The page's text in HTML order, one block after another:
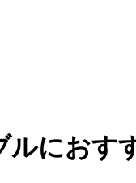
ルにおす